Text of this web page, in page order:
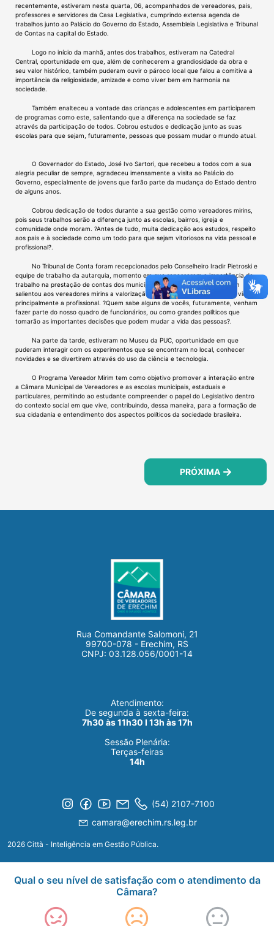
recentemente, estiveram nesta quarta, 06, acompanhados de vereadores, pais,
professores e servidores da Casa Legislativa, cumprindo extensa agenda de
trabalhos junto ao Palácio do Governo do Estado, Assembleia Legislativa e Tribunal
de Contas na capital do Estado.
Logo no início da manhã, antes dos trabalhos, estiveram na Catedral
Central, oportunidade em que, além de conhecerem a grandiosidade da obra e
seu valor histórico, também puderam ouvir o pároco local que falou a comitiva a
importância da religiosidade, amizade e como viver bem em harmonia na
sociedade.
Também enalteceu a vontade das crianças e adolescentes em participarem
de programas como este, salientando que a diferença na sociedade se faz
através da participação de todos. Cobrou estudos e dedicação junto as suas
escolas para que sejam, futuramente, pessoas que possam mudar o mundo atual.
O Governador do Estado, José Ivo Sartori, que recebeu a todos com a sua
alegria peculiar de sempre, agradeceu imensamente a visita ao Palácio do
Governo, especialmente de jovens que farão parte da mudança do Estado dentro
de alguns anos.
Cobrou dedicação de todos durante a sua gestão como vereadores mirins,
pois seus trabalhos serão a diferença junto as escolas, bairros, igreja e
comunidade onde moram. ?Antes de tudo, muita dedicação aos estudos, respeito
aos pais e à sociedade como um todo para que sejam vitoriosos na vida pessoal e
profissional?.
No Tribunal de Conta foram recepcionados pelo Conselheiro Iradir Pietroski e
equipe de trabalho da autarquia, momento em que repassaram a importância do
trabalho na prestação de contas dos municípios e do Estado, como também
salientou aos vereadores mirins a valorização do estudo para o sucesso na vida,
principalmente a profissional. ?Quem sabe alguns de vocês, futuramente, venham
fazer parte do nosso quadro de funcionários, ou como grandes políticos que
tomarão as importantes decisões que podem mudar a vida das pessoas?.
Na parte da tarde, estiveram no Museu da PUC, oportunidade em que
puderam interagir com os experimentos que se encontram no local, conhecer
novidades e se divertirem através do uso da ciência e tecnologia.
O Programa Vereador Mirim tem como objetivo promover a interação entre
a Câmara Municipal de Vereadores e as escolas municipais, estaduais e
particulares, permitindo ao estudante compreender o papel do Legislativo dentro
do contexto social em que vive, contribuindo, dessa maneira, para a formação de
sua cidadania e entendimento dos aspectos políticos da sociedade brasileira.
PRÓXIMA
Rua Comandante Salomoni, 21
99700-078 - Erechim, RS
CNPJ: 03.128.056/0001-14
Atendimento:
De segunda à sexta-feira:
7h30 às 11h30 I 13h às 17h
Sessão Plenária:
Terças-feiras
14h
(54) 2107-7100
camara@erechim.rs.leg.br
2026 Città - Inteligência em Gestão Pública.
Qual o seu nível de satisfação com o atendimento da
Câmara?